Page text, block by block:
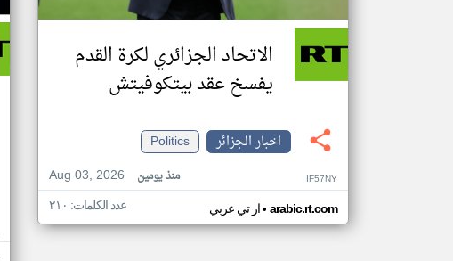
الاتحاد الجزائري لكرة القدم
يفسخ عقد بيتكوفيتش
اخبار الجزائر
Politics
Aug 03, 2026
منذ يومين IF57NY
ار تي عربي• arabic.rt.com عدد الكلمات: ٢١٠